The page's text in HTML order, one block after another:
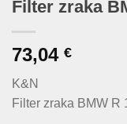
Filter zraka
73,04 €
K&N
Filter zraka BMW R